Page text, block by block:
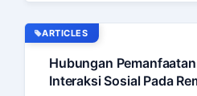
ARTICLES
Hubungan
Interaksi Sosial Pada